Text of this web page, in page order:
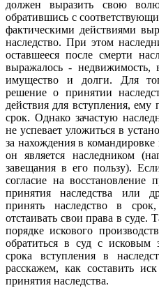
должен выразить свою
обратившись с
фактическими действиями
наследство. При этом
оставшееся после смерти
выражалось - недвижимость,
имущество и долги. Для
решение о принятии
действия для вступления, ему
срок. Однако зачастую
не успевает уложиться в
за нахождения в
он является наследником
завещания в его пользу).
согласие на восстановление
принятия наследства или
принять наследство в
отстаивать свои права в суде.
порядке искового
обратиться в суд с исковым
срока вступления в
расскажем, как составить
принятия наследства.